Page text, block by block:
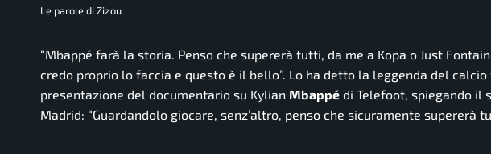
Le parole di Zizou
“Mbappé farà la storia. Penso che supererà tutti, da me a Kopa o Just
credo proprio lo faccia e questo è il bello”. Lo ha detto la leggenda del calcio
presentazione del documentario su Kylian Mbappé di Telefoot, spiegando il
Madrid: “Guardandolo giocare, senz’altro, penso che sicuramente supererà